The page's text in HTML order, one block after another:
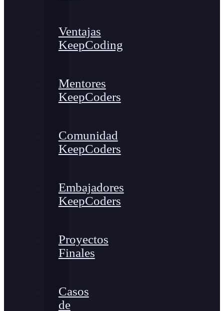
Ventajas
KeepCoding
Mentores
KeepCoders
Comunidad
KeepCoders
Embajadores
KeepCoders
Proyectos
Finales
Casos
de